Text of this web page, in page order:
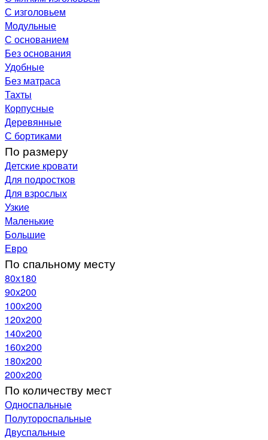
С изголовьем
Модульные
С основанием
Без основания
Удобные
Без матраса
Тахты
Корпусные
Деревянные
С бортиками
По размеру
Детские кровати
Для подростков
Для взрослых
Узкие
Маленькие
Большие
Евро
По спальному месту
80х180
90х200
100х200
120x200
140х200
160х200
180х200
200х200
По количеству мест
Односпальные
Полутороспальные
Двуспальные